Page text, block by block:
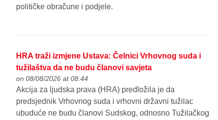
političke obračune i podjele.
HRA traži izmjene Ustava: Čelnici Vrhovnog suda i
tužilaštva da ne budu članovi savjeta
on 08/08/2026 at 08:44
Akcija za ljudska prava (HRA) predložila je da
predsjednik Vrhovnog suda i vrhovni državni tužilac
ubuduće ne budu članovi Sudskog, odnosno Tužilačkog